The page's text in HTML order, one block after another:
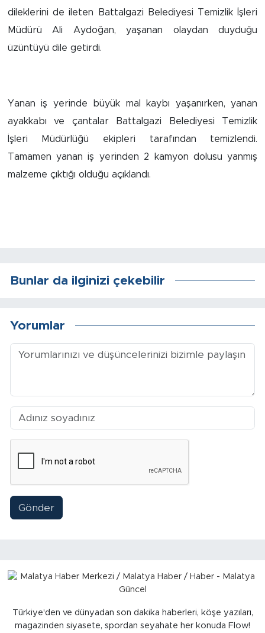
dileklerini de ileten Battalgazi Belediyesi Temizlik İşleri
Müdürü Ali Aydoğan, yaşanan olaydan duyduğu
üzüntüyü dile getirdi.
Yanan iş yerinde büyük mal kaybı yaşanırken, yanan
ayakkabı ve çantalar Battalgazi Belediyesi Temizlik
İşleri Müdürlüğü ekipleri tarafından temizlendi.
Tamamen yanan iş yerinden 2 kamyon dolusu yanmış
malzeme çıktığı olduğu açıklandı.
Bunlar da ilginizi çekebilir
Yorumlar
Gönder
Türkiye'den ve dünyadan son dakika haberleri, köşe yazıları,
magazinden siyasete, spordan seyahate her konuda Flow!
Yeşilyurt
Arapgir
Battalgazi
Kale
Magazin
Siyaset
Adıyaman